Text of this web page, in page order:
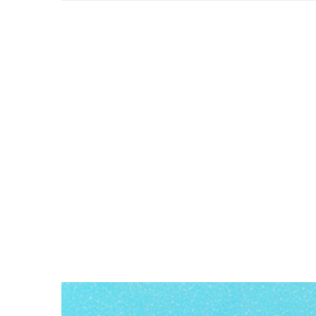
Zeige
grösseres